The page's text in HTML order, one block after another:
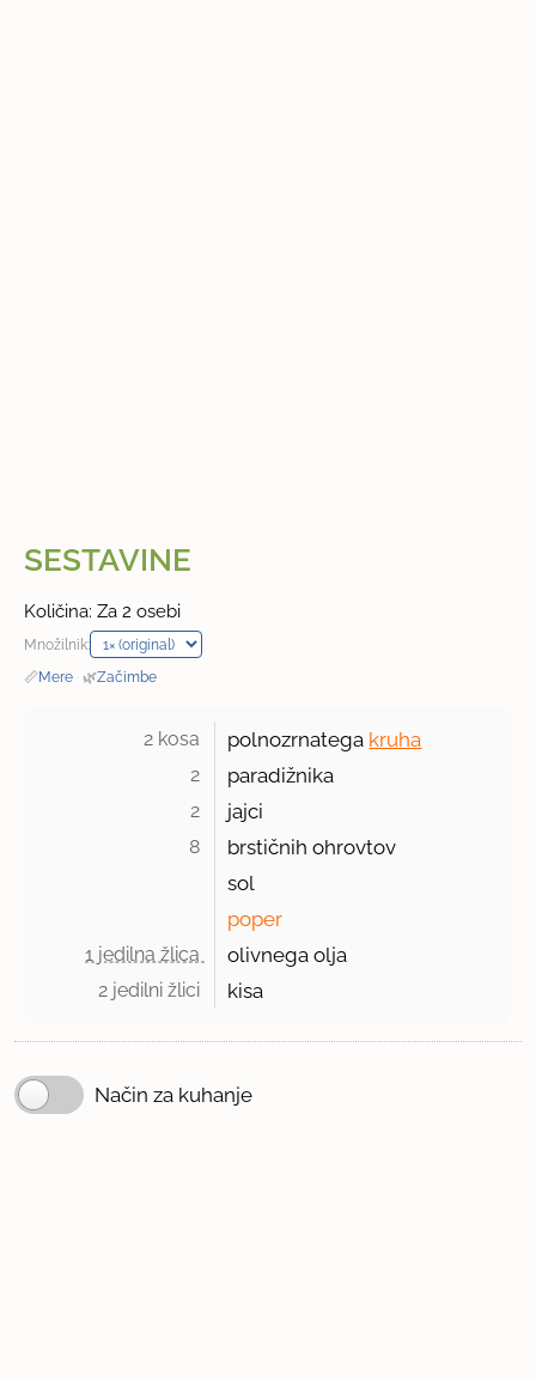
SESTAVINE
Količina: Za 2 osebi
Množilnik:
📏Mere · 🌿Začimbe
2 kosa polnozrnatega kruha
2 paradižnika
2 jajci
8
brstičnih ohrovtov
sol
poper
1 jedilna žlica olivnega olja
2 jedilni žlici kisa
Način za kuhanje